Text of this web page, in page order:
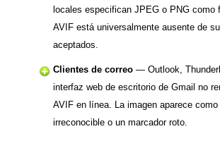
locales especifican JPEG o PNG como
AVIF está universalmente ausente de
aceptados.
Clientes de correo — Outlook,
interfaz web de escritorio de Gmail no
AVIF en línea. La imagen aparece
irreconocible o un marcador roto.